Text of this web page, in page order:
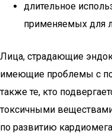
длительное
применяемых для
Лица, страдающие
имеющие проблемы с
также те, кто
токсичными
по развитию